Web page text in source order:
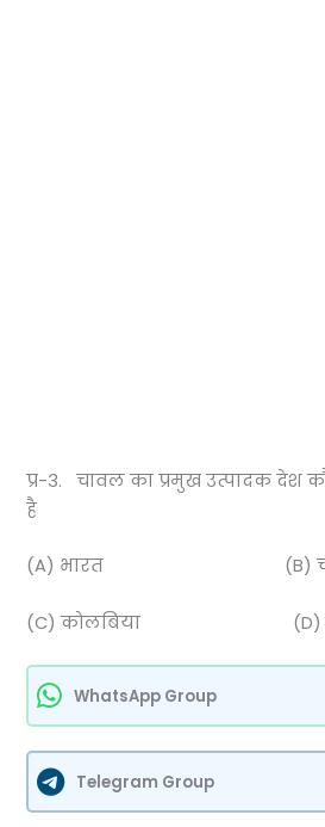
प्र-3. चावल का प्रमुख उत्पादक देश
है
(A) भारत (B)
(C) कोलबिया (D)
WhatsApp Group
Telegram Group